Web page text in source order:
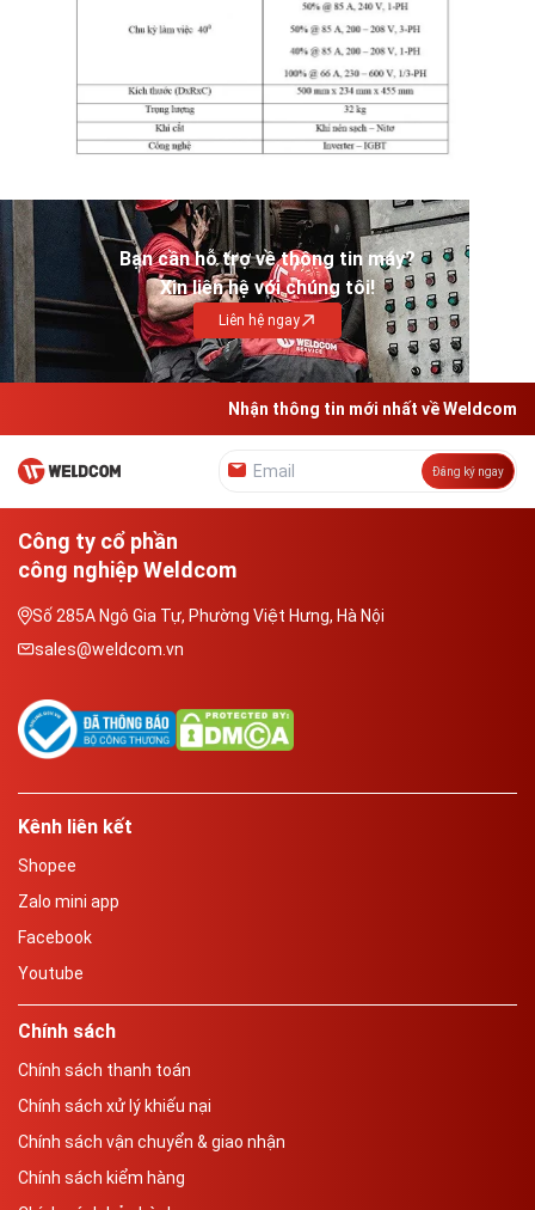
Bạn cần hỗ trợ về thông tin máy?
Xin liên hệ với chúng tôi!
Liên hệ ngay
Nhận thông tin mới nhất về Weldcom
Đăng ký ngay
Công ty cổ phần
công nghiệp Weldcom
Số 285A Ngô Gia Tự, Phường Việt Hưng, Hà Nội
sales@weldcom.vn
Kênh liên kết
Shopee
Zalo mini app
Facebook
Youtube
Chính sách
Chính sách thanh toán
Chính sách xử lý khiếu nại
Chính sách vận chuyển & giao nhận
Chính sách kiểm hàng